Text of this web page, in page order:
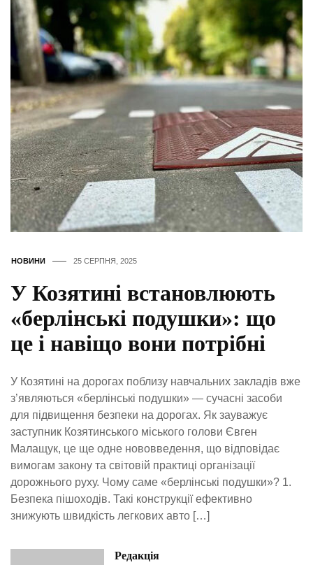
НОВИНИ 25 СЕРПНЯ, 2025
У Козятині встановлюють
«берлінські подушки»: що
це і навіщо вони потрібні
У Козятині на дорогах поблизу навчальних закладів вже
з’являються «берлінські подушки» — сучасні засоби
для підвищення безпеки на дорогах. Як зауважує
заступник Козятинського міського голови Євген
Малащук, це ще одне нововведення, що відповідає
вимогам закону та світовій практиці організації
дорожнього руху. Чому саме «берлінські подушки»? 1.
Безпека пішоходів. Такі конструкції ефективно
знижують швидкість легкових авто […]
Редакція